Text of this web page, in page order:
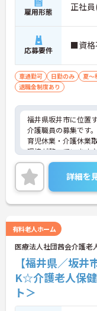
雇用形態 正社
応募要件 ■資格
車通勤可 日勤のみ 夏～
退職金制度あり
福井県坂井市に位置
介護職員の募集です。
育児休業・介護休業
環境が整っています
処遇改善手当や家族
す◎
ご興味のある方には
で、お気軽にお問い
詳細を
有料老人ホーム
医療法人社団茜会介護老
【福井県／坂
K☆介護老人保
ト＞